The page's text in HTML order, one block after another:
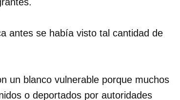
antes se había visto tal cantidad de
un blanco vulnerable porque muchos
o deportados por autoridades